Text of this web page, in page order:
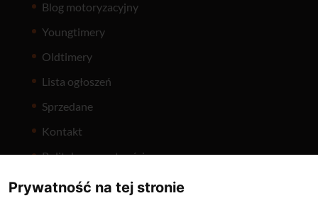
Blog motoryzacyjny
Youngtimery
Oldtimery
Lista ogłoszeń
Sprzedane
Kontakt
Polityka prywatności
Prywatność na tej stronie